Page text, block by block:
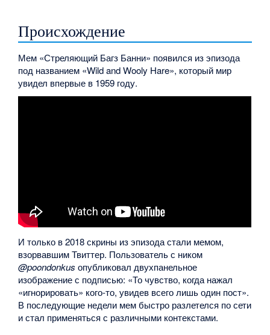
Происхождение
Мем «Стреляющий Багз Банни» появился из эпизода
под названием «Wild and Wooly Hare», который мир
увидел впервые в 1959 году.
И только в 2018 скрины из эпизода стали мемом,
взорвавшим Твиттер. Пользователь с ником
@poondonkus опубликовал двухпанельное
изображение с подписью: «То чувство, когда нажал
«игнорировать» кого-то, увидев всего лишь один пост».
В последующие недели мем быстро разлетелся по сети
и стал применяться с различными контекстами.